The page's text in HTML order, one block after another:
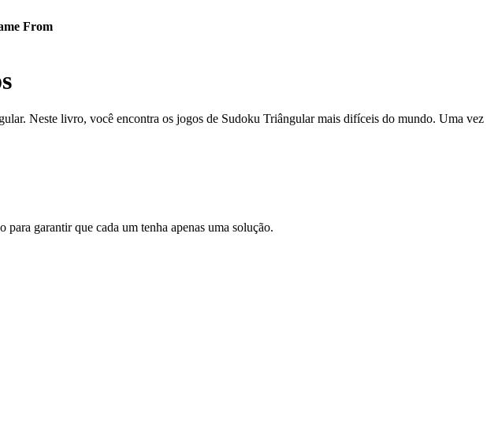
From
Neste livro, você encontra os jogos de Sudoku Triângular mais difíceis do mundo. Uma vez
garantir que cada um tenha apenas uma solução.